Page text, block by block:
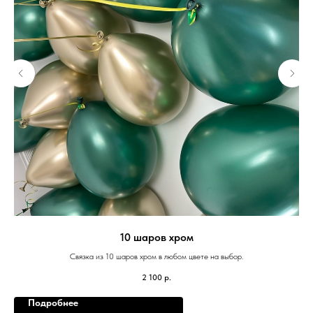
10 шаров хром
Связка из 10 шаров хром в любом цвете на выбор.
2 100 р.
Подробнее